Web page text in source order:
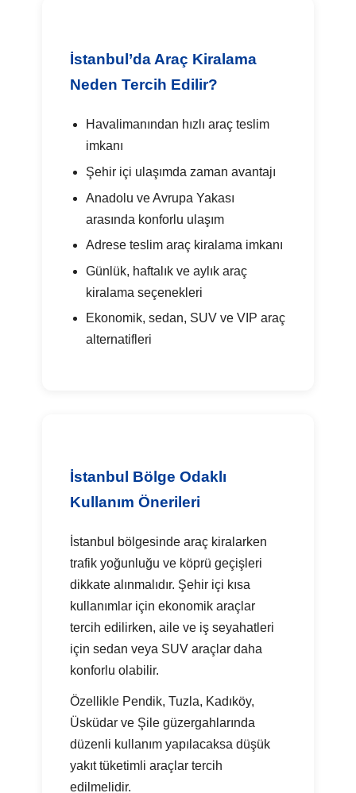
İstanbul’da Araç Kiralama
Neden Tercih Edilir?
Havalimanından hızlı araç teslim
imkanı
Şehir içi ulaşımda zaman avantajı
Anadolu ve Avrupa Yakası
arasında konforlu ulaşım
Adrese teslim araç kiralama imkanı
Günlük, haftalık ve aylık araç
kiralama seçenekleri
Ekonomik, sedan, SUV ve VIP araç
alternatifleri
İstanbul Bölge Odaklı
Kullanım Önerileri
İstanbul bölgesinde araç kiralarken
trafik yoğunluğu ve köprü geçişleri
dikkate alınmalıdır. Şehir içi kısa
kullanımlar için ekonomik araçlar
tercih edilirken, aile ve iş seyahatleri
için sedan veya SUV araçlar daha
konforlu olabilir.
Özellikle Pendik, Tuzla, Kadıköy,
Üsküdar ve Şile güzergahlarında
düzenli kullanım yapılacaksa düşük
yakıt tüketimli araçlar tercih
edilmelidir.